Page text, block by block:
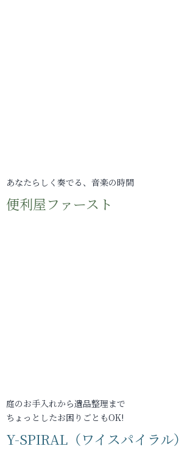
あなたらしく奏でる、音楽の時間
便利屋ファースト
庭のお手入れから遺品整理まで
ちょっとしたお困りごともOK!
Y-SPIRAL（ワイスパイラル）